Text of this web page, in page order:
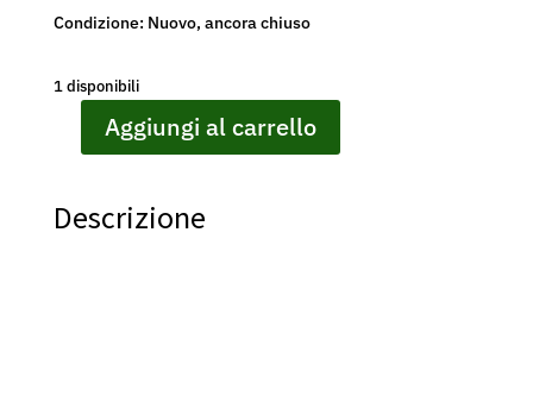
Condizione: Nuovo, ancora chiuso
1 disponibili
Oracolo
Risveglio
Aggiungi al carrello
Descrizione